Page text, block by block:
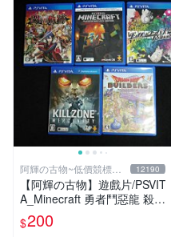
阿輝の古物~低價競標五
六日結標
12190
【阿輝の古物】遊戲片/PSVIT
A_Minecraft 勇者鬥惡龍 殺戮
地帶 英雄傳說 槍彈辯駁 一批
合售_刮痕污漬_1元起標無底
$200